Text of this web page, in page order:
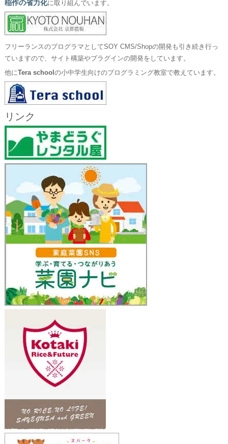
稲作の省力化に取り組んでいます。
フリーランスのプログラマとしてSOY CMS/Shopの開発も引き続き行っ
ていますので、サイト構築やプラグインの開発をしています。
他にTera school の小中学生向けのプログラミング教室で教えています。
リンク